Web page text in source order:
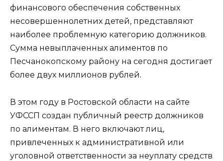
финансового обеспечения собственных
несовершеннолетних детей, представляют
наиболее проблемную категорию должников.
Сумма невыплаченных алиментов по
Песчанокопскому району на сегодня достигает
более двух миллионов рублей.
В этом году в Ростовской области на сайте
УФССП создан публичный реестр должников
по алиментам. В него включают лиц,
привлеченных к административной или
уголовной ответственности за неуплату средств